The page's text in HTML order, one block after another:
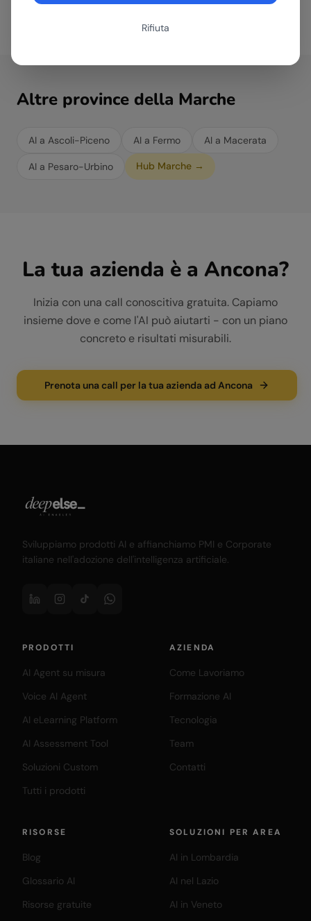
Rifiuta
Altre province della Marche
AI a Ascoli-Piceno AI a Fermo AI a Macerata
AI a Pesaro-Urbino Hub Marche →
La tua azienda è a Ancona?
Inizia con una call conoscitiva gratuita. Capiamo
insieme dove e come l'AI può aiutarti - con un piano
concreto e risultati misurabili.
Prenota una call per la tua azienda ad Ancona
Sviluppiamo prodotti AI e affianchiamo PMI e Corporate
italiane nell'adozione dell'intelligenza artificiale.
PRODOTTI
AI Agent su misura
Voice AI Agent
AI eLearning Platform
AI Assessment Tool
Soluzioni Custom
Tutti i prodotti
AZIENDA
Come Lavoriamo
Formazione AI
Tecnologia
Team
Contatti
RISORSE
Blog
Glossario AI
Risorse gratuite
SOLUZIONI PER AREA
AI in Lombardia
AI nel Lazio
AI in Veneto